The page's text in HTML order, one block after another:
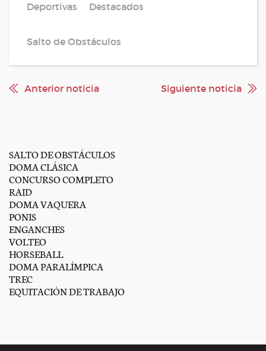
Deportivas Destacados
Salto de Obstáculos
Anterior noticia Siguiente noticia
SALTO DE OBSTÁCULOS
DOMA CLÁSICA
CONCURSO COMPLETO
RAID
DOMA VAQUERA
PONIS
ENGANCHES
VOLTEO
HORSEBALL
DOMA PARALÍMPICA
TREC
EQUITACIÓN DE TRABAJO